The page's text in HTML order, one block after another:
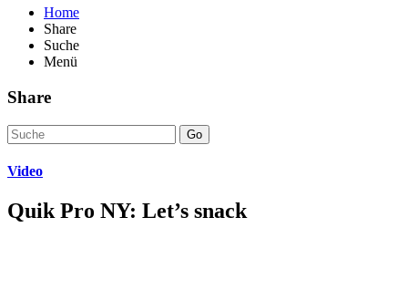
Home
Share
Suche
Menü
Share
Go
Video
Quik Pro NY: Let’s snack